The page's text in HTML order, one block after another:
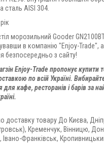
сталь AISI 304.
морозильний Gooder
в компанію "Enjoy-Trade",
безпосередньо з сайту!
Enjoy-Trade пропонує купити
по всій Україні.
для кафе, ресторанів і барів за
доставку товару До Києва,
Кременчук, Вінницю,
Івано-Франківськ,